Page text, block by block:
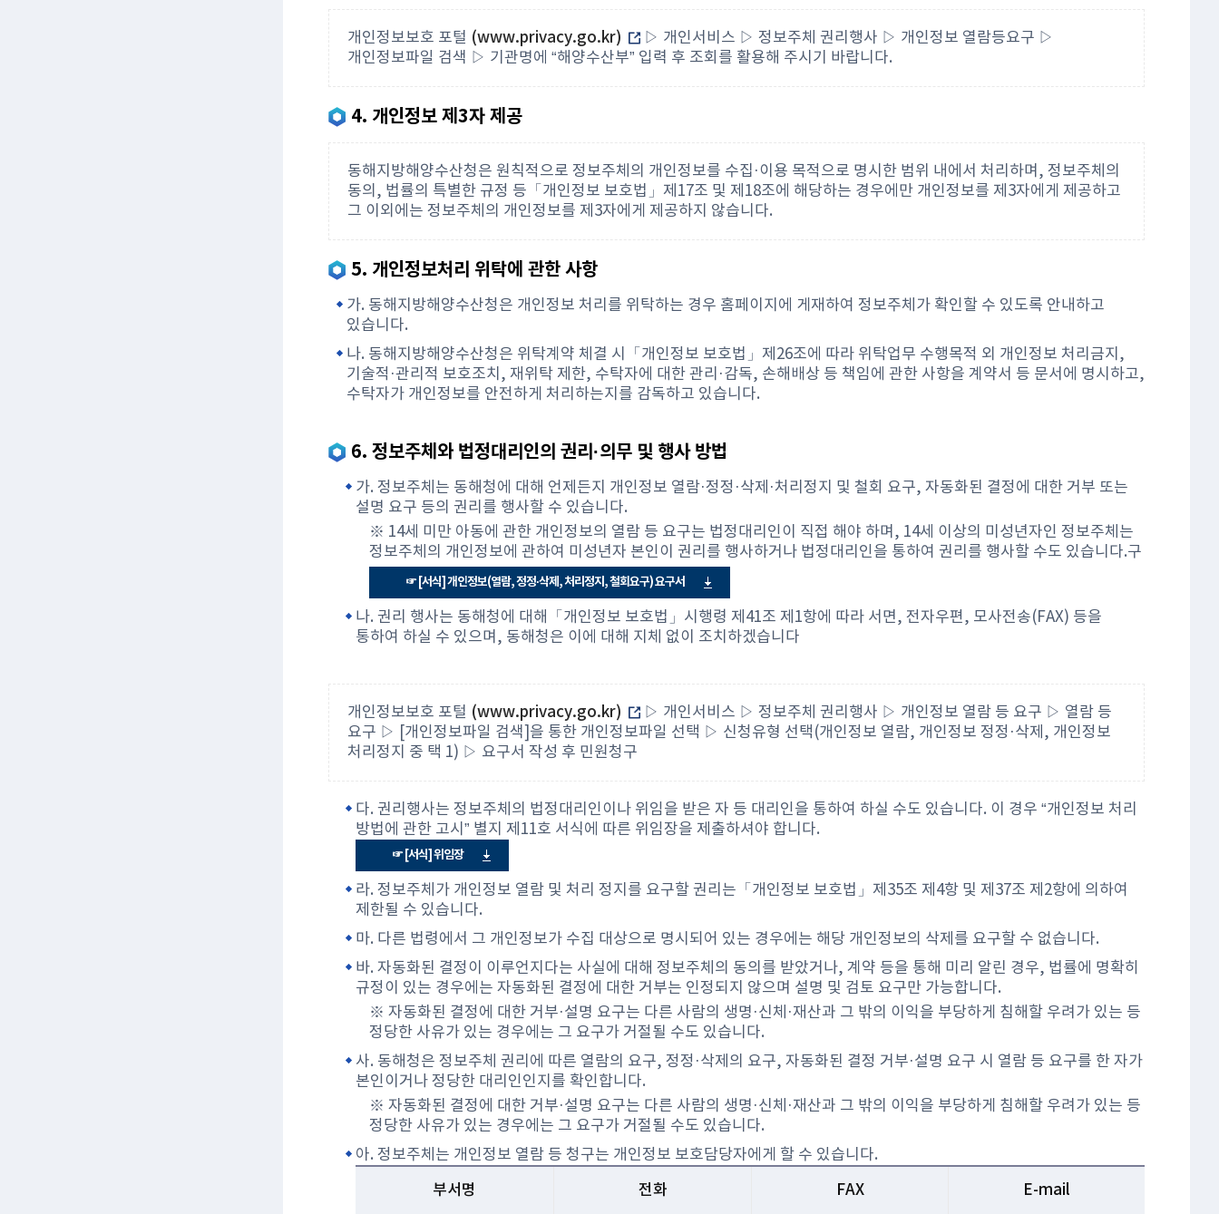
개인정보보호 포털 (www.privacy.go.kr)
▷ 개인서비스 ▷ 정보주체 권리행사 ▷ 개인정보 열람등요구 ▷
개인정보파일 검색 ▷ 기관명에 “해양수산부” 입력 후 조회를 활용해 주시기 바랍니다.
4. 개인정보 제3자 제공
동해지방해양수산청은 원칙적으로 정보주체의 개인정보를 수집·이용 목적으로 명시한 범위 내에서 처리하며, 정보주체의
동의, 법률의 특별한 규정 등「개인정보 보호법」제17조 및 제18조에 해당하는 경우에만 개인정보를 제3자에게 제공하고
그 이외에는 정보주체의 개인정보를 제3자에게 제공하지 않습니다.
5. 개인정보처리 위탁에 관한 사항
가. 동해지방해양수산청은 개인정보 처리를 위탁하는 경우 홈페이지에 게재하여 정보주체가 확인할 수 있도록 안내하고
있습니다.
나. 동해지방해양수산청은 위탁계약 체결 시「개인정보 보호법」제26조에 따라 위탁업무 수행목적 외 개인정보 처리금지,
기술적·관리적 보호조치, 재위탁 제한, 수탁자에 대한 관리·감독, 손해배상 등 책임에 관한 사항을 계약서 등 문서에 명시하고,
수탁자가 개인정보를 안전하게 처리하는지를 감독하고 있습니다.
6. 정보주체와 법정대리인의 권리·의무 및 행사 방법
가. 정보주체는 동해청에 대해 언제든지 개인정보 열람·정정·삭제·처리정지 및 철회 요구, 자동화된 결정에 대한 거부 또는
설명 요구 등의 권리를 행사할 수 있습니다.
※ 14세 미만 아동에 관한 개인정보의 열람 등 요구는 법정대리인이 직접 해야 하며, 14세 이상의 미성년자인 정보주체는
정보주체의 개인정보에 관하여 미성년자 본인이 권리를 행사하거나 법정대리인을 통하여 권리를 행사할 수도 있습니다.구
☞ [서식] 개인정보(열람, 정정·삭제, 처리정지, 철회요구) 요구서
나. 권리 행사는 동해청에 대해「개인정보 보호법」시행령 제41조 제1항에 따라 서면, 전자우편, 모사전송(FAX) 등을
통하여 하실 수 있으며, 동해청은 이에 대해 지체 없이 조치하겠습니다
개인정보보호 포털 (www.privacy.go.kr)
▷ 개인서비스 ▷ 정보주체 권리행사 ▷ 개인정보 열람 등 요구 ▷ 열람 등
요구 ▷ [개인정보파일 검색]을 통한 개인정보파일 선택 ▷ 신청유형 선택(개인정보 열람, 개인정보 정정·삭제, 개인정보
처리정지 중 택 1) ▷ 요구서 작성 후 민원청구
다. 권리행사는 정보주체의 법정대리인이나 위임을 받은 자 등 대리인을 통하여 하실 수도 있습니다. 이 경우 “개인정보 처리
방법에 관한 고시” 별지 제11호 서식에 따른 위임장을 제출하셔야 합니다.
☞ [서식] 위임장
라. 정보주체가 개인정보 열람 및 처리 정지를 요구할 권리는「개인정보 보호법」제35조 제4항 및 제37조 제2항에 의하여
제한될 수 있습니다.
마. 다른 법령에서 그 개인정보가 수집 대상으로 명시되어 있는 경우에는 해당 개인정보의 삭제를 요구할 수 없습니다.
바. 자동화된 결정이 이루언지다는 사실에 대해 정보주체의 동의를 받았거나, 계약 등을 통해 미리 알린 경우, 법률에 명확히
규정이 있는 경우에는 자동화된 결정에 대한 거부는 인정되지 않으며 설명 및 검토 요구만 가능합니다.
※ 자동화된 결정에 대한 거부·설명 요구는 다른 사람의 생명·신체·재산과 그 밖의 이익을 부당하게 침해할 우려가 있는 등
정당한 사유가 있는 경우에는 그 요구가 거절될 수도 있습니다.
사. 동해청은 정보주체 권리에 따른 열람의 요구, 정정·삭제의 요구, 자동화된 결정 거부·설명 요구 시 열람 등 요구를 한 자가
본인이거나 정당한 대리인인지를 확인합니다.
※ 자동화된 결정에 대한 거부·설명 요구는 다른 사람의 생명·신체·재산과 그 밖의 이익을 부당하게 침해할 우려가 있는 등
정당한 사유가 있는 경우에는 그 요구가 거절될 수도 있습니다.
아. 정보주체는 개인정보 열람 등 청구는 개인정보 보호담당자에게 할 수 있습니다.
부서명
전화 FAX E-mail